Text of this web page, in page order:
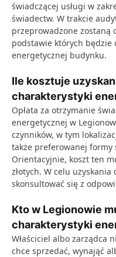
świadczącej usługi w
świadectw. W trakcie
przeprowadzone zostaną
podstawie których będzie
energetycznej budynku.
Ile kosztuje
charakterystyki
Opłata za otrzymanie
energetycznej w
czynników, w tym
także preferowanej
Orientacyjnie, koszt ten
złotych. W celu
skonsultować się z
Kto w Legionowie
charakterystyki
Właściciel albo zarządca
chce sprzedać, wynająć